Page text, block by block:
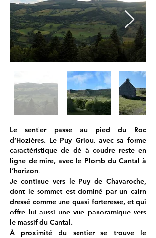
Le sentier passe au pied du Roc
d’Hozières. Le Puy Griou, avec sa forme
caractéristique de dé à coudre reste en
ligne de mire, avec le Plomb du Cantal à
l’horizon.
Je continue vers le Puy de Chavaroche,
dont le sommet est dominé par un cairn
dressé comme une quasi forteresse, et qui
offre lui aussi une vue panoramique vers
le massif du Cantal.
À proximité du sentier se trouve le